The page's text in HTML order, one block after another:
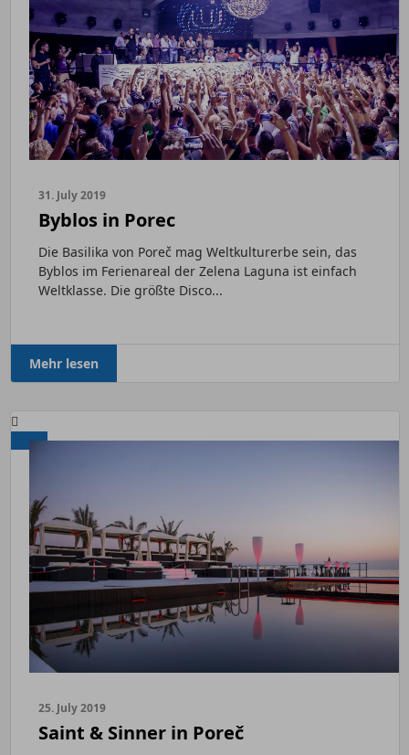
31. July 2019
Byblos in Porec
Die Basilika von Poreč mag Weltkulturerbe sein, das
Byblos im Ferienareal der Zelena Laguna ist einfach
Weltklasse. Die größte Disco...
Mehr lesen
25. July 2019
Saint & Sinner in Poreč